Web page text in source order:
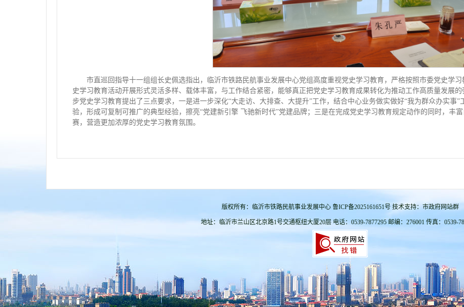
市直巡回指导十一组组长史佩选指出，临沂市铁路民航事业发展中心党组高度重视党史学习教育，严格按照市委党史学
史学习教育活动开展形式灵活多样、载体丰富，与工作结合紧密，能够真正把党史学习教育成果转化为推动工作高质量发展
步党史学习教育提出了三点要求，一是进一步深化“大走访、大排查、大提升”工作，结合中心业务做实做好“我为群众办实事
验，形成可复制可推广的典型经验，擦亮“党建新引擎 飞驰新时代”党建品牌；三是在完成党史学习教育规定动作的同时，丰
赛，营造更加浓厚的党史学习教育氛围。
版权所有：临沂市铁路民航事业发展中心 鲁ICP备2025161651号 技术支持：市政府网站群
地址：临沂市兰山区北京路1号交通枢纽大厦20层 电话：0539-7877295 邮编：276001 传真：0539-